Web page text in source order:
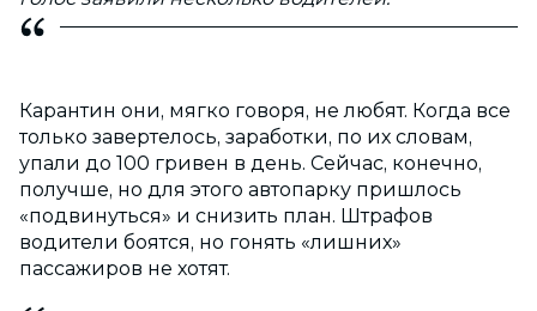
Карантин они, мягко говоря, не любят. Когда все
только завертелось, заработки, по их словам,
упали до 100 гривен в день. Сейчас, конечно,
получше, но для этого автопарку пришлось
«подвинуться» и снизить план. Штрафов
водители боятся, но гонять «лишних»
пассажиров не хотят.